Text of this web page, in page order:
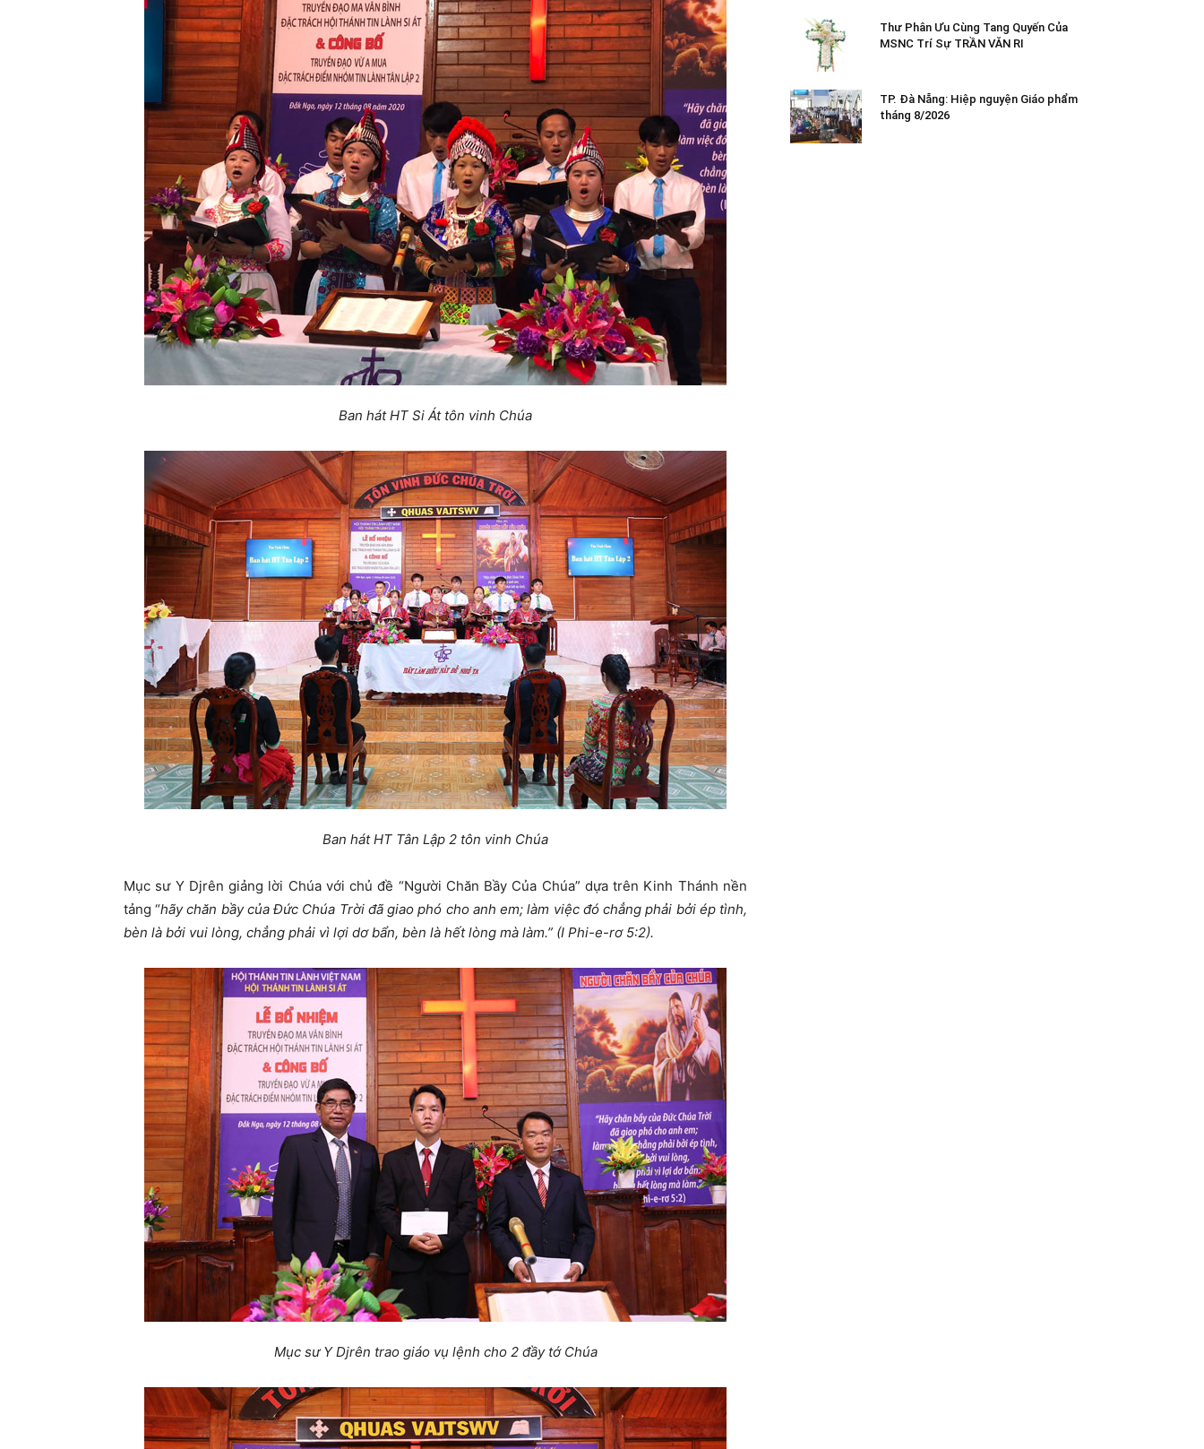
Ban hát HT Si Át tôn vinh Chúa
Ban hát HT Tân Lập 2 tôn vinh Chúa
Mục sư Y Djrên giảng lời Chúa với chủ đề “Người Chăn Bầy Của Chúa” dựa trên Kinh Thánh nền
tảng “hãy chăn bầy của Đức Chúa Trời đã giao phó cho anh em; làm việc đó chẳng phải bởi ép tình,
bèn là bởi vui lòng, chẳng phải vì lợi dơ bẩn, bèn là hết lòng mà làm.” (I Phi-e-rơ 5:2).
Mục sư Y Djrên trao giáo vụ lệnh cho 2 đầy tớ Chúa
Thư Phân Ưu Cùng Tang Quyến Của
MSNC Trí Sự TRẦN VĂN RI
TP. Đà Nẵng: Hiệp nguyện Giáo phẩm
tháng 8/2026